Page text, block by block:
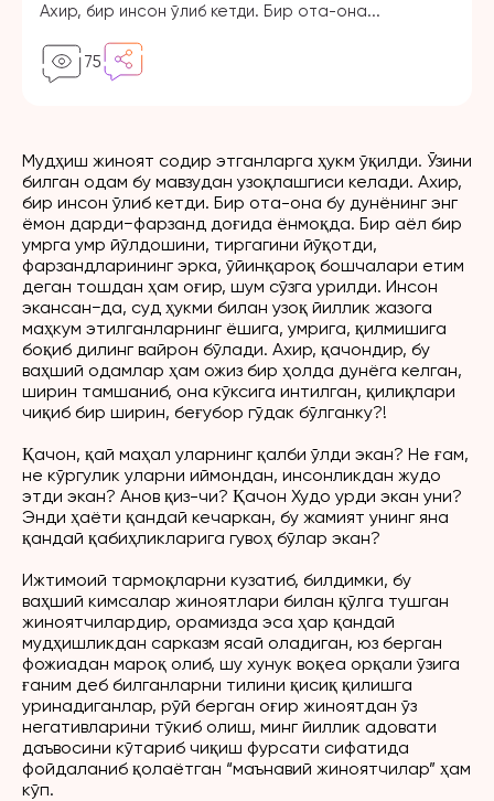
Ахир, бир инсон ўлиб кетди. Бир ота-она...
75
Мудҳиш жиноят содир этганларга ҳукм ўқилди. Ўзини
билган одам бу мавзудан узоқлашгиси келади. Ахир,
бир инсон ўлиб кетди. Бир ота-она бу дунёнинг энг
ёмон дарди−фарзанд доғида ёнмоқда. Бир аёл бир
умрга умр йўлдошини, тиргагини йўқотди,
фарзандларининг эрка, ўйинқароқ бошчалари етим
деган тошдан ҳам оғир, шум сўзга урилди. Инсон
экансан−да, суд ҳукми билан узоқ йиллик жазога
маҳкум этилганларнинг ёшига, умрига, қилмишига
боқиб дилинг вайрон бўлади. Ахир, қачондир, бу
ваҳший одамлар ҳам ожиз бир ҳолда дунёга келган,
ширин тамшаниб, она кўксига интилган, қилиқлари
чиқиб бир ширин, беғубор гўдак бўлганку?!
Қачон, қай маҳал уларнинг қалби ўлди экан? Не ғам,
не кўргулик уларни иймондан, инсонликдан жудо
этди экан? Анов қиз-чи? Қачон Худо урди экан уни?
Энди ҳаёти қандай кечаркан, бу жамият унинг яна
қандай қабиҳликларига гувоҳ бўлар экан?
Ижтимоий тармоқларни кузатиб, билдимки, бу
ваҳший кимсалар жиноятлари билан қўлга тушган
жиноятчилардир, орамизда эса ҳар қандай
мудҳишликдан сарказм ясай оладиган, юз берган
фожиадан мароқ олиб, шу хунук воқеа орқали ўзига
ғаним деб билганларни тилини қисиқ қилишга
уринадиганлар, рўй берган оғир жиноятдан ўз
негативларини тўкиб олиш, минг йиллик адовати
даъвосини кўтариб чиқиш фурсати сифатида
фойдаланиб қолаётган “маънавий жиноятчилар” ҳам
кўп.